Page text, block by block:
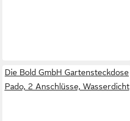
Die Bold GmbH Gartensteckdose
Pado, 2 Anschlüsse, Wasserdicht